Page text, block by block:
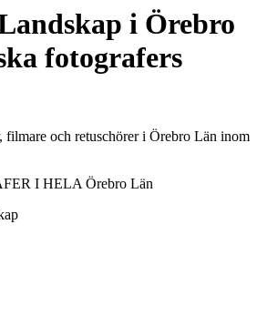
i Örebro
fotografers
filmare och retuschörer i Örebro Län inom
I HELA Örebro Län